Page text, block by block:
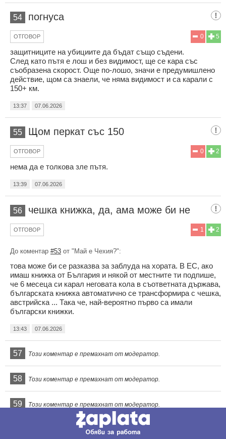
54 погнуса
5
0
ОТГОВОР
защитниците на убициите да бъдат също съдени.
След като пътя е лош и без видимост, ще се кара със
съобразена скорост. Още по-лошо, значи е предумишлено
действие, щом са знаели, че няма видимост и са карали с
150+ км.
13:37 07.06.2026
55 Щом перкат със 150
2
0
ОТГОВОР
нема да е толкова зле пътя.
13:39 07.06.2026
56 чешка книжка, да, ама може би не
2
1
ОТГОВОР
До коментар #53 от "Май е Чехия?":
това може би се разказва за заблуда на хората. В ЕС, ако
имаш книжка от България и някой от местните ти подпише,
че 6 месеца си карал неговата кола в съответната държава,
българската книжка автоматично се трансформира с чешка,
австрийска ... Така че, най-вероятно първо са имали
български книжки.
13:43 07.06.2026
57 Този коментар е премахнат от модератор.
58 Този коментар е премахнат от модератор.
59 Този коментар е премахнат от модератор.
На всяка манджа